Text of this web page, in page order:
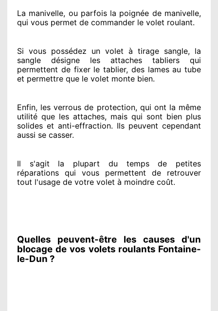
La manivelle, ou parfois la poignée de manivelle,
qui vous permet de commander le volet roulant.
Si vous possédez un volet à tirage sangle, la
sangle désigne les attaches tabliers qui
permettent de fixer le tablier, des lames au tube
et permettre que le volet monte bien.
Enfin, les verrous de protection, qui ont la même
utilité que les attaches, mais qui sont bien plus
solides et anti-effraction. Ils peuvent cependant
aussi se casser.
Il s'agit la plupart du tempsde petites
réparations qui vous permettent de retrouver
tout l'usage de votre volet à moindre coût.
Quelles peuvent-être les causes d'un
blocage de vos volets roulants Fontaine-
le-Dun ?